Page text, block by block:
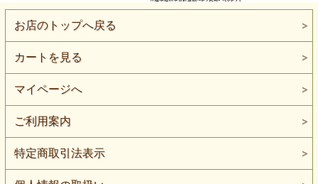
お店のトップへ戻る
カートを見る
マイページへ
ご利用案内
特定商取引法表示